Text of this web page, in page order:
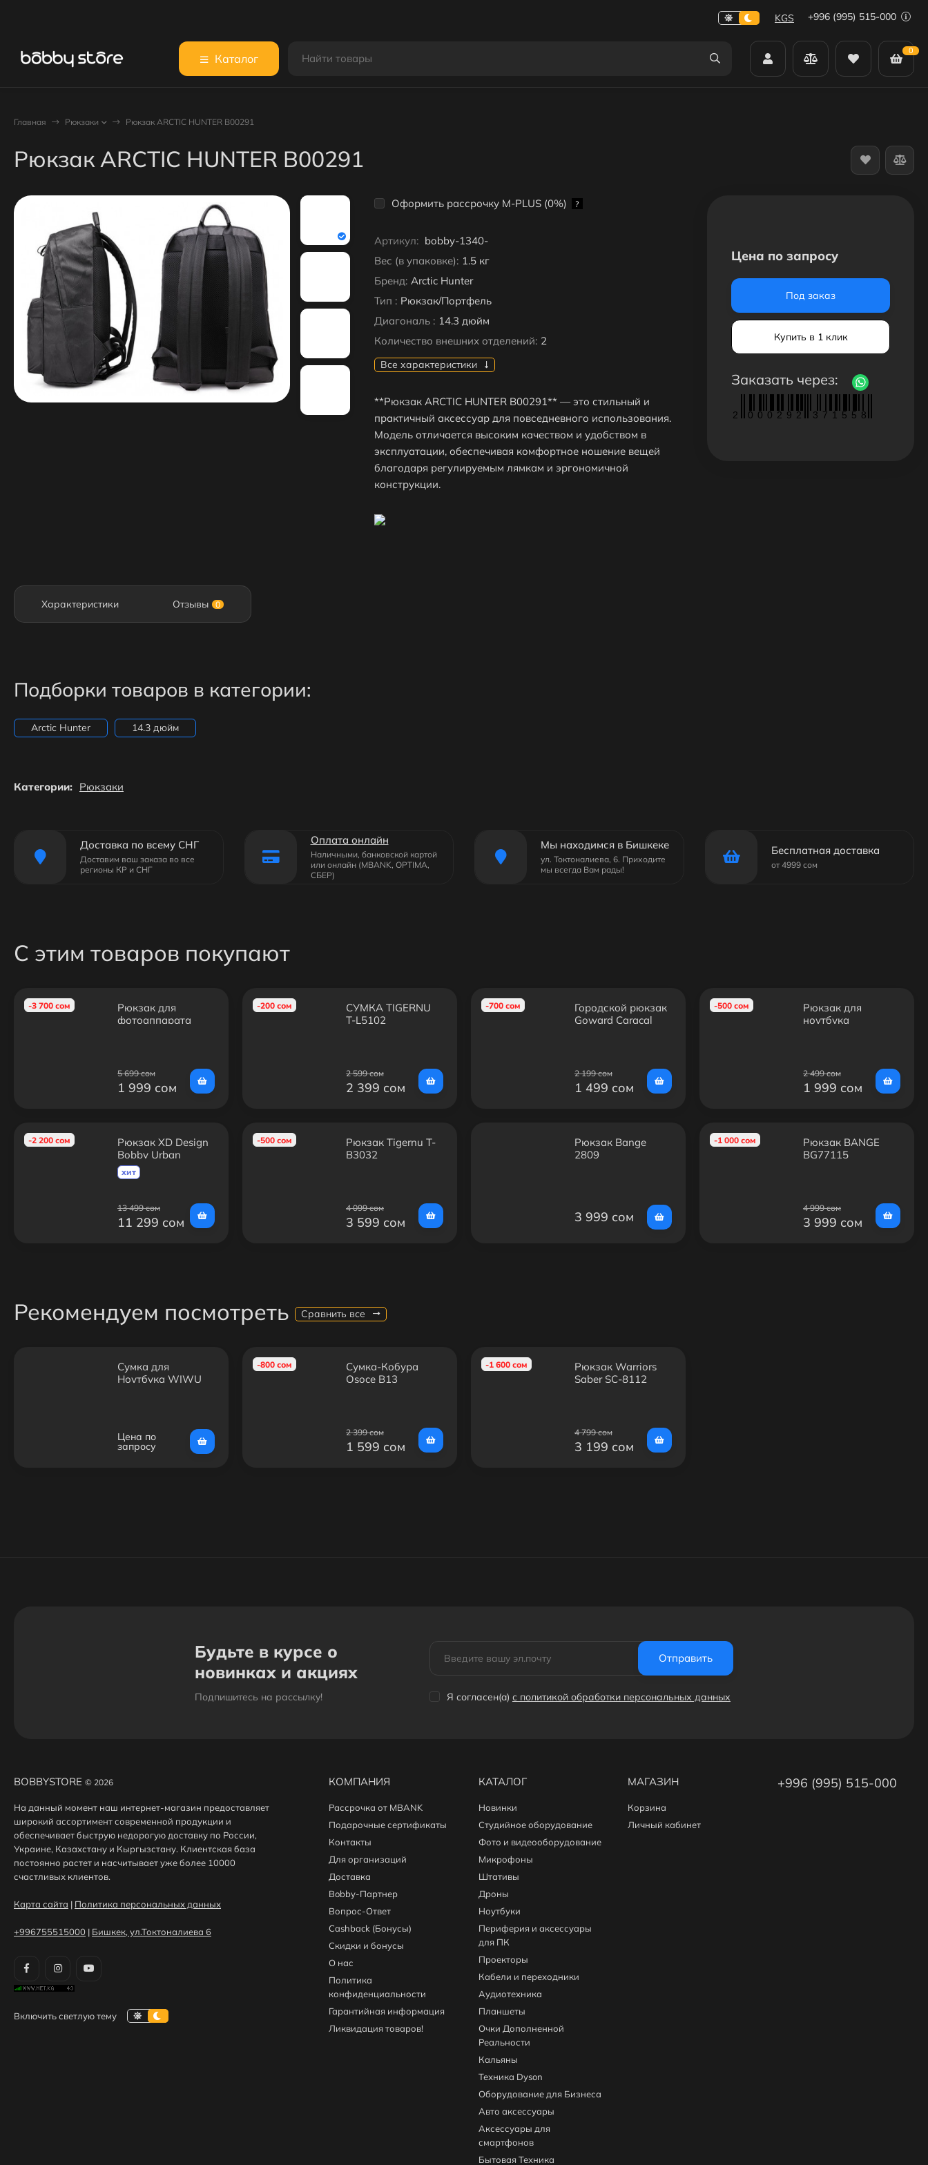
KGS +996 (995) 515-000
Каталог
0
Главная Рюкзаки Рюкзак ARCTIC HUNTER B00291
Рюкзак ARCTIC HUNTER B00291
Оформить рассрочку M-PLUS (0%) ?
Артикул: bobby-1340-
Вес (в упаковке): 1.5 кг
Бренд: Arctic Hunter
Тип : Рюкзак/Портфель
Диагональ : 14.3 дюйм
Количество внешних отделений: 2
Все характеристики
**Рюкзак ARCTIC HUNTER B00291** — это стильный и
практичный аксессуар для повседневного использования.
Модель отличается высоким качеством и удобством в
эксплуатации, обеспечивая комфортное ношение вещей
благодаря регулируемым лямкам и эргономичной
конструкции.
Цена по запросу
Под заказ
Купить в 1 клик
Заказать через:
2 0 0 0 2 9 2 3 7 1 5 5 8
Характеристики Отзывы 0
Подборки товаров в категории:
Arctic Hunter 14.3 дюйм
Категории: Рюкзаки
Доставка по всему СНГ
Доставим ваш заказа во все
регионы КР и СНГ
Оплата онлайн
Наличными, банковской картой
или онлайн (MBANK, OPTIMA,
СБЕР)
Мы находимся в Бишкеке
ул. Токтоналиева, 6. Приходите
мы всегда Вам рады!
Бесплатная доставка
от 4999 сом
С этим товаров покупают
-3 700 сом
Рюкзак для
фотоаппарата
5 699 сом
1 999 сом
-2 200 сом
Рюкзак XD Design
Bobby Urban
хит
13 499 сом
11 299 сом
-200 сом
СУМКА TIGERNU
T-L5102
2 599 сом
2 399 сом
-500 сом
Рюкзак Tigernu Т-
B3032
4 099 сом
3 599 сом
-700 сом
Городской рюкзак
Goward Caracal
2 199 сом
1 499 сом
Рюкзак Bange
2809
3 999 сом
-500 сом
Рюкзак для
ноутбука
2 499 сом
1 999 сом
-1 000 сом
Рюкзак BANGE
BG77115
4 999 сом
3 999 сом
Рекомендуем посмотреть Сравнить все
Сумка для
Ноутбука WIWU
Цена по
запросу
-800 сом
Сумка-Кобура
Osoce B13
2 399 сом
1 599 сом
-1 600 сом
Рюкзак Warriors
Saber SC-8112
4 799 сом
3 199 сом
Будьте в курсе о
новинках и акциях
Подпишитесь на рассылкy!
Отправить
Я согласен(a) с политикой обработки персональных данных
BOBBYSTORE © 2026
На данный момент наш интернет-магазин предоставляет
широкий ассортимент современной продукции и
обеспечивает быструю недорогую доставку по России,
Украине, Казахстану и Кыргызстану. Клиентская база
постоянно растет и насчитывает уже более 10000
счастливых клиентов.
Карта сайта | Политика персональных данных
+996755515000 | Бишкек, ул.Токтоналиева 6
КОМПАНИЯ
Рассрочка от MBANK
Подарочные сертификаты
Контакты
Для организаций
Доставка
Bobby-Партнер
Вопрос-Ответ
Cashback (Бонусы)
Скидки и бонусы
О нас
Политика
конфиденциальности
Гарантийная информация
Ликвидация товаров!
КАТАЛОГ
Новинки
Студийное оборудование
Фото и видеооборудование
Микрофоны
Штативы
Дроны
Ноутбуки
Периферия и аксессуары
для ПК
Проекторы
Кабели и переходники
Аудиотехника
Планшеты
Очки Дополненной
Реальности
Кальяны
Техника Dyson
Оборудование для Бизнеса
Авто аксессуары
Аксессуары для
смартфонов
Бытовая Техника
МАГАЗИН
Корзина
Личный кабинет
+996 (995) 515-000